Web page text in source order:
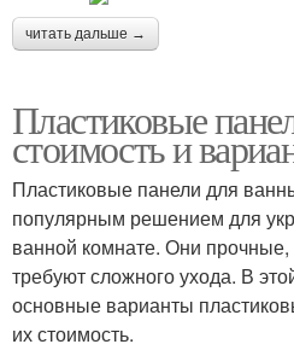
читать дальше →
Пластиковые
стоимость и
Пластиковые панели для
популярным решением для
ванной комнате. Они прочные,
требуют сложного ухода. В
основные варианты
их стоимость.